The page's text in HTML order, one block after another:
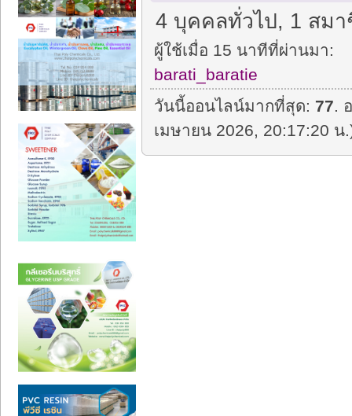
4 บุคคลทั่วไป, 1 สม
ผู้ใช้เมื่อ 15 นาทีที่ผ่านมา:
barati_baratie
วันนี้ออนไลน์มากที่สุด: 77.
เมษายน 2026, 20:17:20 น